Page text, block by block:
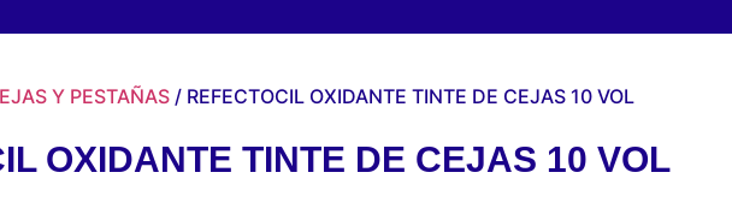
Y PESTAÑAS / REFECTOCIL OXIDANTE TINTE DE CEJAS 10 VOL
OXIDANTE TINTE DE CEJAS 10 VOL